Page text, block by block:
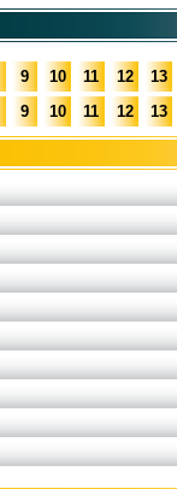
9 10 11 12 13
9 10 11 12 13